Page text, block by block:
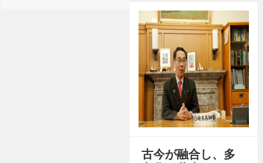
古今が融合し、多